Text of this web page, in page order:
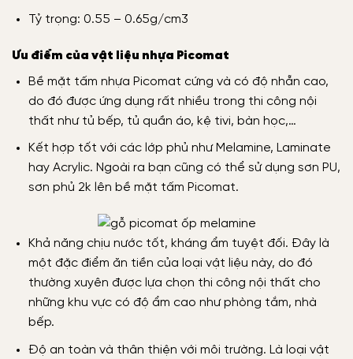
Tỷ trọng: 0.55 – 0.65g/cm3
Ưu điểm của vật liệu nhựa Picomat
Bề mặt tấm nhựa Picomat cứng và có độ nhẵn cao,
do đó được ứng dụng rất nhiều trong thi công nội
thất như tủ bếp, tủ quần áo, kệ tivi, bàn học,…
Kết hợp tốt với các lớp phủ như Melamine, Laminate
hay Acrylic. Ngoài ra bạn cũng có thể sử dụng sơn PU,
sơn phủ 2k lên bề mặt tấm Picomat.
Khả năng chịu nước tốt, kháng ẩm tuyệt đối. Đây là
một đặc điểm ăn tiền của loại vật liệu này, do đó
thường xuyên được lựa chọn thi công nội thất cho
những khu vực có độ ẩm cao như phòng tắm, nhà
bếp.
Độ an toàn và thân thiện với môi trường. Là loại vật